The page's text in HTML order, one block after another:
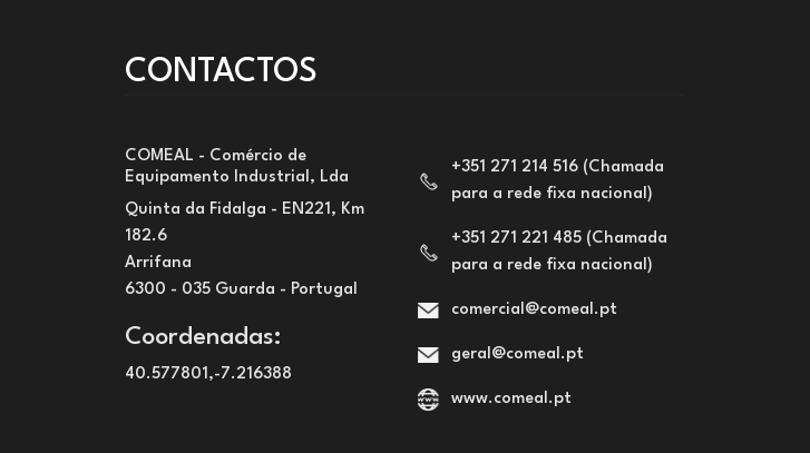
CONTACTOS
COMEAL - Comércio de
Equipamento Industrial, Lda
Quinta da Fidalga - EN221, Km
182.6
Arrifana
6300 - 035 Guarda - Portugal
Coordenadas:
40.577801,-7.216388
+351 271 214 516 (Chamada
para a rede fixa nacional)
+351 271 221 485 (Chamada
para a rede fixa nacional)
comercial@comeal.pt
geral@comeal.pt
www.comeal.pt